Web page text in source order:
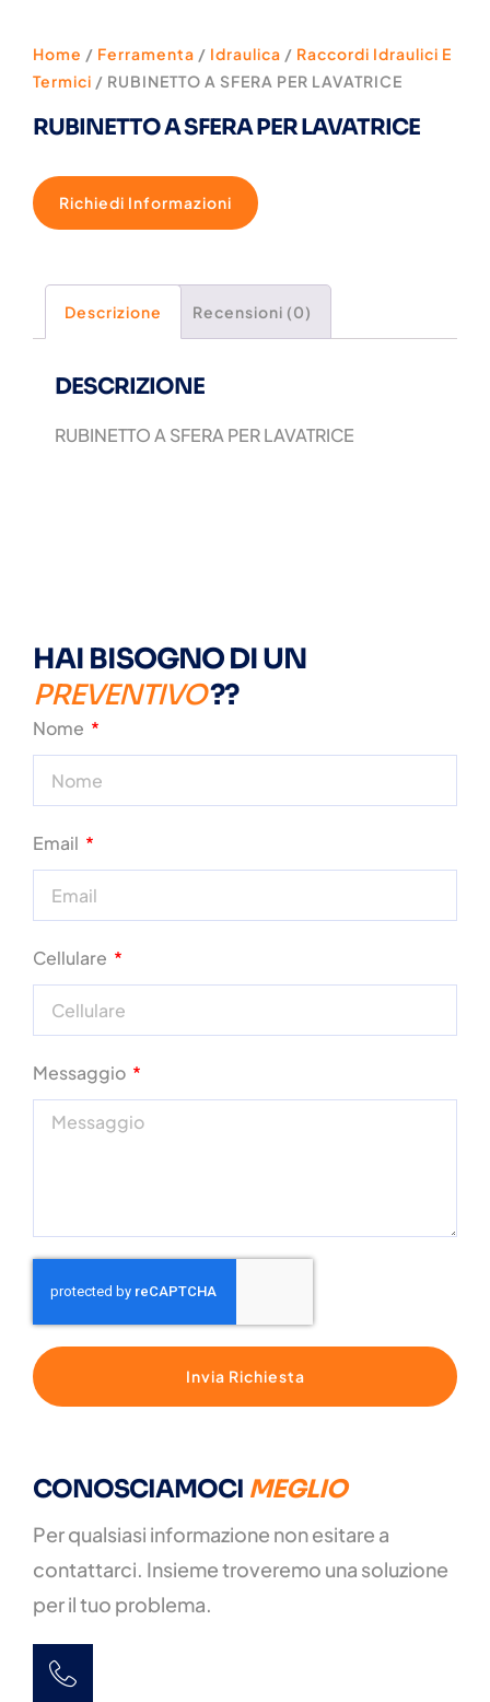
Home / Ferramenta / Idraulica / Raccordi Idraulici E
Termici / RUBINETTO A SFERA PER LAVATRICE
RUBINETTO A SFERA PER LAVATRICE
Richiedi Informazioni
Descrizione Recensioni (0)
DESCRIZIONE
RUBINETTO A SFERA PER LAVATRICE
HAI BISOGNO DI UN
PREVENTIVO??
Nome
Email
Cellulare
Messaggio
Invia Richiesta
CONOSCIAMOCI MEGLIO
Per qualsiasi informazione non esitare a
contattarci. Insieme troveremo una soluzione
per il tuo problema.